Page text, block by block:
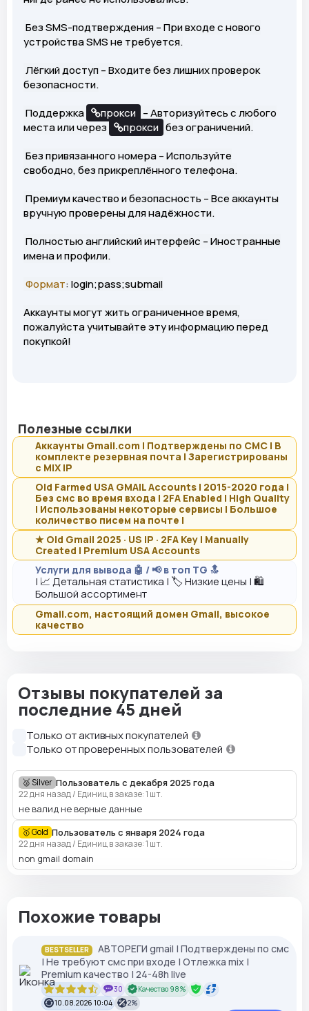
Без SMS-подтверждения – При входе с нового
устройства SMS не требуется.
Лёгкий доступ – Входите без лишних проверок
безопасности.
Поддержка
прокси – Авторизуйтесь с любого
места или через
прокси без ограничений.
Без привязанного номера – Используйте
свободно, без прикреплённого телефона.
Премиум качество и безопасность – Все аккаунты
вручную проверены для надёжности.
Полностью английский интерфейс – Иностранные
имена и профили.
Формат: login;pass;submail
Аккаунты могут жить ограниченное время,
пожалуйста учитывайте эту информацию перед
покупкой!
Полезные ссылки
Аккаунты Gmail.com | Подтверждены по СМС | В
комплекте резервная почта | Зарегистрированы
с MIX IP
Old Farmed USA GMAIL Accounts | 2015-2020 года |
Без смс во время входа | 2FA Enabled | High Quality
| Использованы некоторые сервисы | Большое
количество писем на почте |
★ Old Gmail 2025 · US IP · 2FA Key | Manually
Created | Premium USA Accounts
Услуги для вывода 🤖 / 📢 в топ TG 🔝
| 📈 Детальная статистика | 🏷️ Низкие цены | 🛍️
Большой ассортимент
Gmail.com, настоящий домен Gmail, высокое
качество
Отзывы покупателей за
последние 45 дней
Только от активных покупателей
Только от проверенных пользователей
🥈 Silver Пользователь с декабря 2025 года
22 дня назад/ Единиц в заказе: 1 шт.
не валид не верные данные
🥇 Gold Пользователь с января 2024 года
22 дня назад/ Единиц в заказе: 1 шт.
non gmail domain
Похожие товары
BESTSELLER
АВТОРЕГИ gmail | Подтверждены по смс
| Не требуют смс при входе | Отлежка mix |
Premium качество | 24-48h live
30
Качество 98%
10.08.2026 10:04
2%